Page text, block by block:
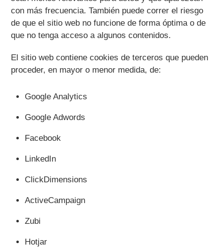
con más frecuencia. También puede correr el riesgo
de que el sitio web no funcione de forma óptima o de
que no tenga acceso a algunos contenidos.
El sitio web contiene cookies de terceros que pueden
proceder, en mayor o menor medida, de:
Google Analytics
Google Adwords
Facebook
LinkedIn
ClickDimensions
ActiveCampaign
Zubi
Hotjar